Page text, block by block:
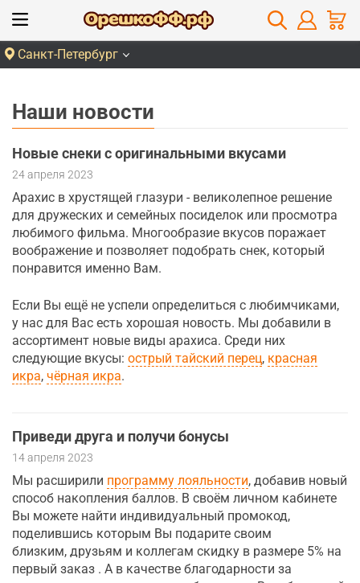
Санкт-Петербург
Наши новости
Новые снеки с оригинальными вкусами
24 апреля 2023
Арахис в хрустящей глазури - великолепное решение
для дружеских и семейных посиделок или просмотра
любимого фильма. Многообразие вкусов поражает
воображение и позволяет подобрать снек, который
понравится именно Вам.
Если Вы ещё не успели определиться с любимчиками,
у нас для Вас есть хорошая новость. Мы добавили в
ассортимент новые виды арахиса. Среди них
следующие вкусы: острый тайский перец, красная
икра, чёрная икра.
Приведи друга и получи бонусы
14 апреля 2023
Мы расширили программу лояльности, добавив новый
способ накопления баллов. В своём личном кабинете
Вы можете найти индивидуальный промокод,
поделившись которым Вы подарите своим
близким, друзьям и коллегам скидку в размере 5% на
первый заказ . А в качестве благодарности за